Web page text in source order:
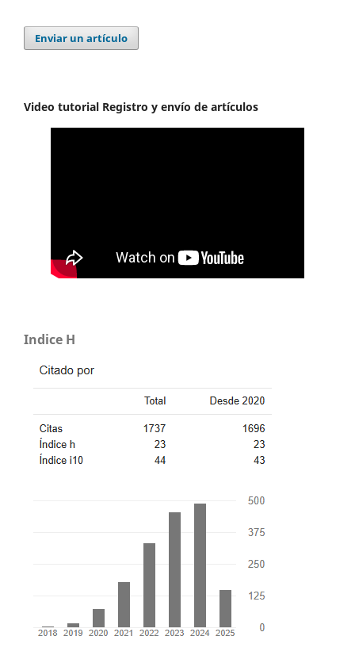
Enviar un artículo
Video tutorial Registro y envío de artículos
Indice H